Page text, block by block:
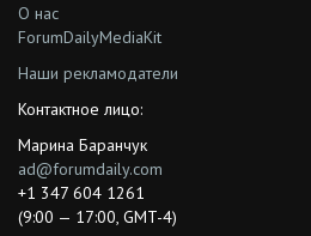
О нас
ForumDailyMediaKit
Наши рекламодатели
Контактное лицо:
Марина Баранчук
ad@forumdaily.com
+1 347 604 1261
(9:00 — 17:00, GMT-4)